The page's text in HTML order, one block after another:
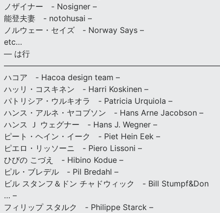
ノザイナー - Nosigner –
能登夫妻 - notohusai –
ノルウェー・セイズ - Norway Says –
etc…
— は行
ハコア - Hacoa design team –
ハッリ・コスキネン - Harri Koskinen –
パトリシア・ウルキオラ - Patricia Urquiola –
ハンス・アルネ・ヤコブソン - Hans Arne Jacobson –
ハンス Ｊ ウェグナー - Hans J. Wegner –
ピート・ヘイン・イーク - Piet Hein Eek –
ピエロ・リッソーニ - Piero Lissoni –
ひびの こづえ - Hibino Kodue –
ピル・ブレデル - Pil Bredahl –
ビル スタンフ＆ドン チャドウィック - Bill Stumpf&Don
… –
フィリップ スタルク - Philippe Starck –